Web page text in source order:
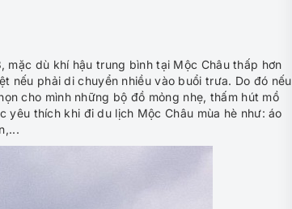
dù khí hậu trung bình tại Mộc Châu thấp hơn
nếu phải di chuyển nhiều vào buổi trưa. Do đó nếu
cho mình những bộ đồ mỏng nhẹ, thấm hút mồ
thích khi đi du lịch Mộc Châu mùa hè như: áo